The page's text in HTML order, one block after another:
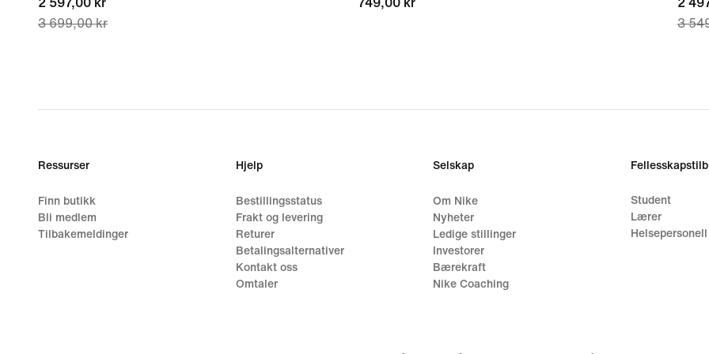
price
3 699,00 kr
3 699,00 kr
price
3
3
Ressurser
Finn butikk
Bli medlem
Tilbakemeldinger
Hjelp
Bestillingsstatus
Frakt og levering
Returer
Betalingsalternativer
Kontakt oss
Omtaler
Selskap
Om Nike
Nyheter
Ledige stillinger
Investorer
Bærekraft
Nike Coaching
Student
Lærer
Helsepersonell